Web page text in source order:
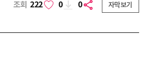
조회 222 0 0 자막보기